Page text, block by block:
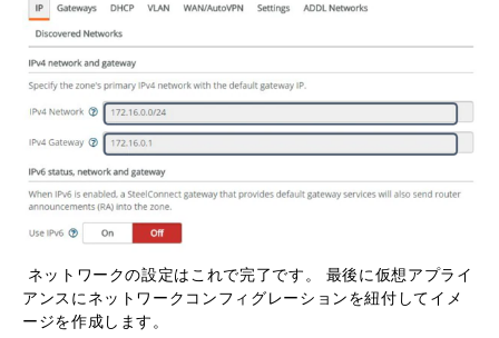
ネットワークの設定はこれで完了です。 最後に仮想アプライ
アンスにネットワークコンフィグレーションを紐付してイメ
ージを作成します。